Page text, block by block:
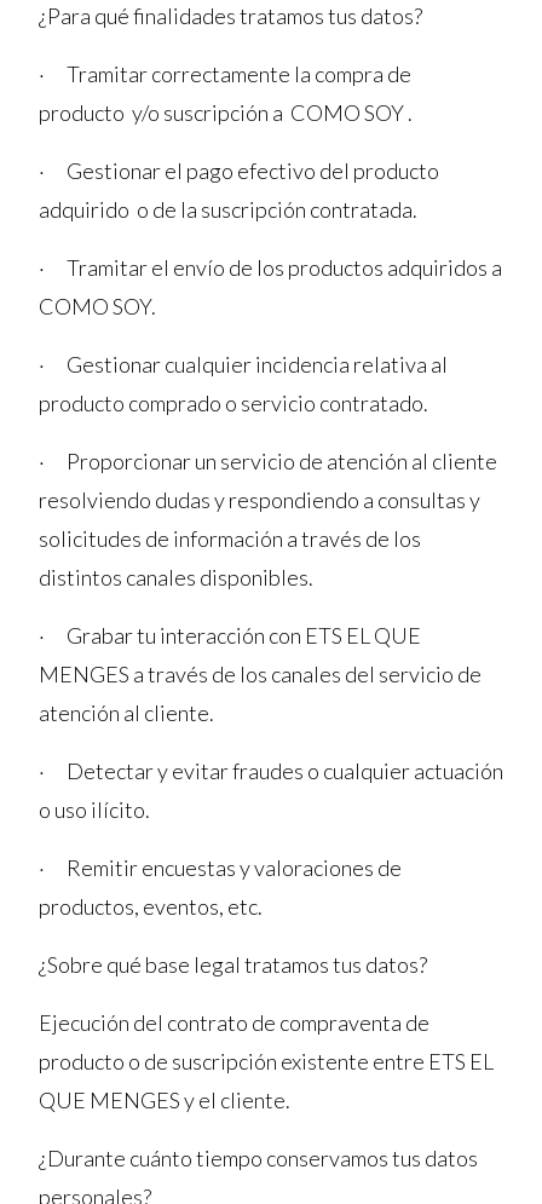
¿Para qué finalidades tratamos tus datos?
· Tramitar correctamente la compra de
producto y/o suscripción a COMO SOY .
· Gestionar el pago efectivo del producto
adquirido o de la suscripción contratada.
· Tramitar el envío de los productos adquiridos a
COMO SOY.
· Gestionar cualquier incidencia relativa al
producto comprado o servicio contratado.
· Proporcionar un servicio de atención al cliente
resolviendo dudas y respondiendo a consultas y
solicitudes de información a través de los
distintos canales disponibles.
· Grabar tu interacción con ETS EL QUE
MENGES a través de los canales del servicio de
atención al cliente.
· Detectar y evitar fraudes o cualquier actuación
o uso ilícito.
· Remitir encuestas y valoraciones de
productos, eventos, etc.
¿Sobre qué base legal tratamos tus datos?
Ejecución del contrato de compraventa de
producto o de suscripción existente entre ETS EL
QUE MENGES y el cliente.
¿Durante cuánto tiempo conservamos tus datos
personales?